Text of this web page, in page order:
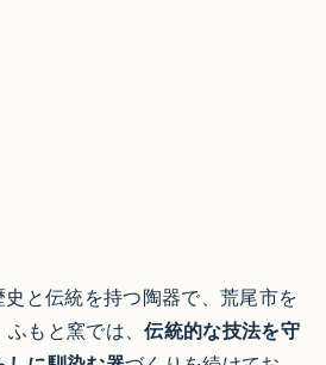
と伝統を持つ陶器で、荒尾市を
ふもと窯では、伝統的な技法を守